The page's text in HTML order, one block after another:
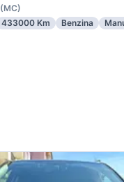
(MC)
433000 Km Benzina